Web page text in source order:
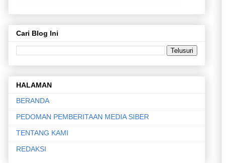
Cari Blog Ini
HALAMAN
BERANDA
PEDOMAN PEMBERITAAN MEDIA SIBER
TENTANG KAMI
REDAKSI